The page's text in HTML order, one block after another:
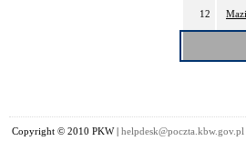
12
Copyright © 2010 PKW | helpdesk@poczta.kbw.gov.pl